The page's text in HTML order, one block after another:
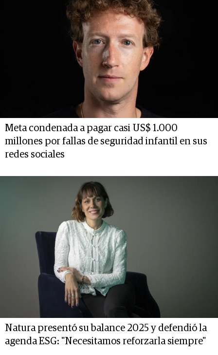
Meta condenada a pagar casi US$ 1.000
millones por fallas de seguridad infantil en sus
redes sociales
Natura presentó su balance 2025 y defendió la
agenda ESG: "Necesitamos reforzarla siempre"